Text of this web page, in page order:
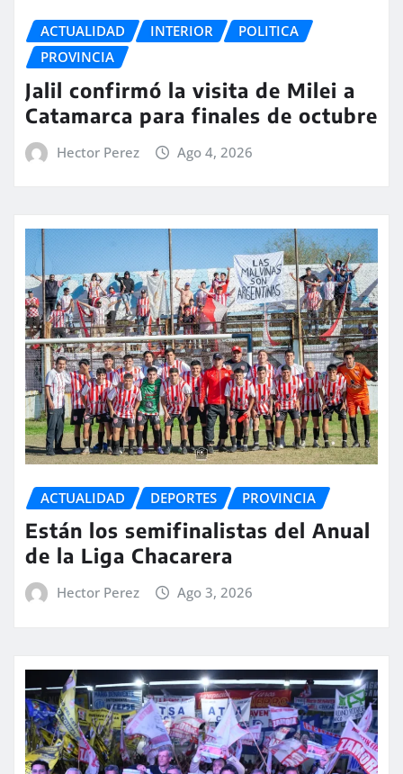
ACTUALIDAD INTERIOR
POLITICA
PROVINCIA
Jalil confirmó la visita de Milei a
Catamarca para finales de octubre
Hector Perez Ago 4, 2026
ACTUALIDAD DEPORTES PROVINCIA
Están los semifinalistas del Anual
de la Liga Chacarera
Hector Perez Ago 3, 2026